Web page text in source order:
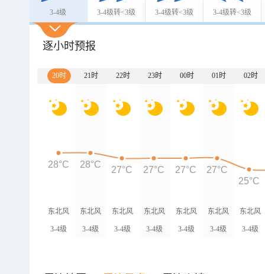
3-4级 3-4级转<3级 3-4级转<3级 3-4级转<3级
逐小时预报
20时 21时 22时 23时 00时 01时 02时
东北风
3-4级
东北风
3-4级
东北风
3-4级
东北风
3-4级
东北风
3-4级
东北风
3-4级
东北风
3-4级
28°C 28°C
27°C 27°C 27°C
27°C
25°C